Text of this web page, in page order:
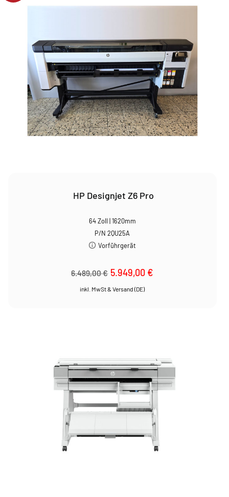
HP Designjet Z6 Pro
64 Zoll | 1620mm
P/N 2QU25A
Vorführgerät
6.489,00€ Ursprünglicher
Preis
5.949,00 €